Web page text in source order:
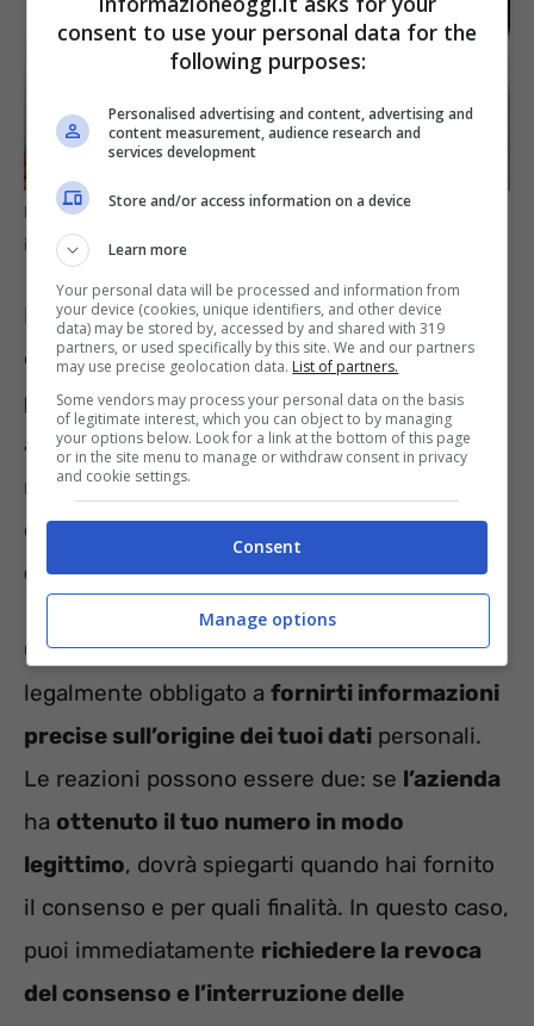
La domanda magica che terrorizza i call center
informazioneoggi.it
La soluzione è sorprendentemente semplice
e si nasconde in quattro parole:“Dove hai
preso il mio numero?”. Questa domanda,
apparentemente banale, attiva un
meccanismo legale potentissimo garantito
dalRegolamento Generale sulla Protezione
dei Dati (GDPR)dell’Unione Europea.
Quando poni questa domanda, l’operatore è
legalmente obbligato a fornirti informazioni
precise sull’origine dei tuoi dati personali.
Le reazioni possono essere due: se l’azienda
ha ottenuto il tuo numero in modo
legittimo, dovrà spiegarti quando hai fornito
il consenso e per quali finalità. In questo caso,
puoi immediatamente richiedere la revoca
del consenso e l’interruzione delle
consent to use your personal data for the
following purposes:
Personalised advertising and content, advertising and
content measurement, audience research and
services development
Store and/or access information on a device
Learn more
Your personal data will be processed and information from
your device (cookies, unique identifiers, and other device
data) may be stored by, accessed by and shared with 319
partners, or used specifically by this site. We and our partners
may use precise geolocation data. List of partners.
Some vendors may process your personal data on the basis
of legitimate interest, which you can object to by managing
your options below. Look for a link at the bottom of this page
or in the site menu to manage or withdraw consent in privacy
and cookie settings.
Consent
Manage options